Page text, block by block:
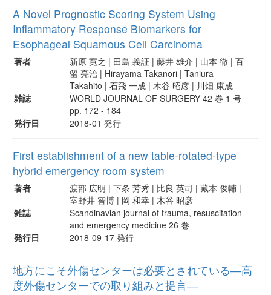
A Novel Prognostic Scoring System Using
Inflammatory Response Biomarkers for
Esophageal Squamous Cell Carcinoma
著者
新原 寛之 | 田島 義証 | 藤井 雄介 | 山本 徹 | 百
留 亮治 | Hirayama Takanori | Taniura
Takahito | 石飛 一成 | 木谷 昭彦 | 川畑 康成
雑誌
WORLD JOURNAL OF SURGERY 42 巻 1 号
pp. 172 - 184
発行日
2018-01 発行
First establishment of a new table-rotated-type
hybrid emergency room system
著者
渡部 広明 | 下条 芳秀 | 比良 英司 | 藏本 俊輔 |
室野井 智博 | 岡 和幸 | 木谷 昭彦
雑誌
Scandinavian journal of trauma, resuscitation
and emergency medicine 26 巻
発行日
2018-09-17 発行
地方にこそ外傷センターは必要とされている―高
度外傷センターでの取り組みと提言―